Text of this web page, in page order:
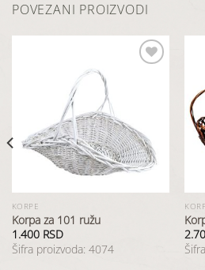
POVEZANI PROIZVODI
želja
KORPE
Korpa za 101 ružu
1.400 RSD
Šifra proizvoda: 4074